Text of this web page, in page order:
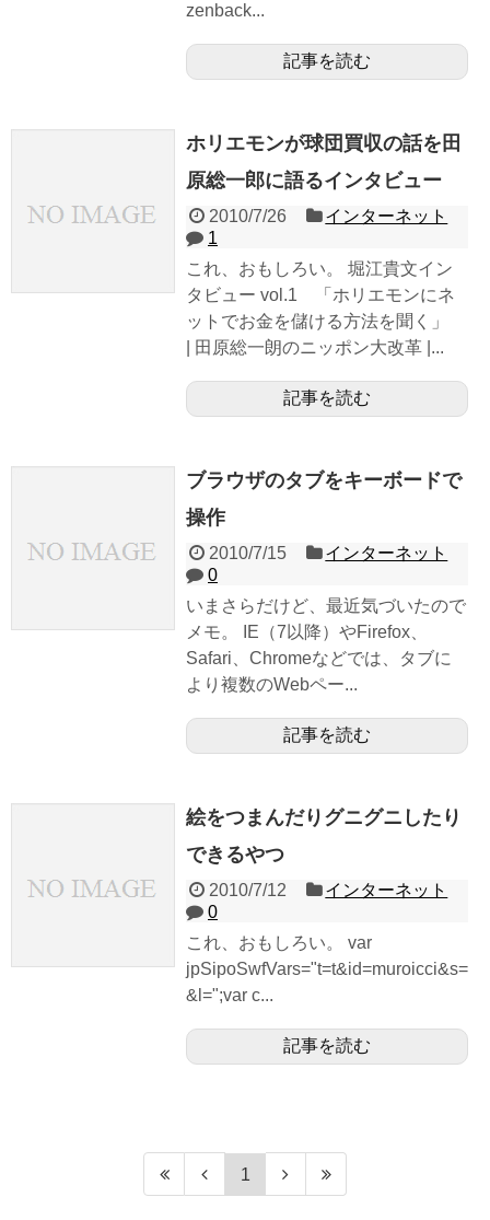
zenback...
記事を読む
ホリエモンが球団買収の話を田
原総一郎に語るインタビュー
2010/7/26
インターネット
1
これ、おもしろい。 堀江貴文イン
タビュー vol.1 「ホリエモンにネ
ットでお金を儲ける方法を聞く」
| 田原総一朗のニッポン大改革 |...
記事を読む
ブラウザのタブをキーボードで
操作
2010/7/15
インターネット
0
いまさらだけど、最近気づいたので
メモ。 IE（7以降）やFirefox、
Safari、Chromeなどでは、タブに
より複数のWebペー...
記事を読む
絵をつまんだりグニグニしたり
できるやつ
2010/7/12
インターネット
0
これ、おもしろい。 var
jpSipoSwfVars="t=t&id=muroicci&s=
&l=";var c...
記事を読む
1